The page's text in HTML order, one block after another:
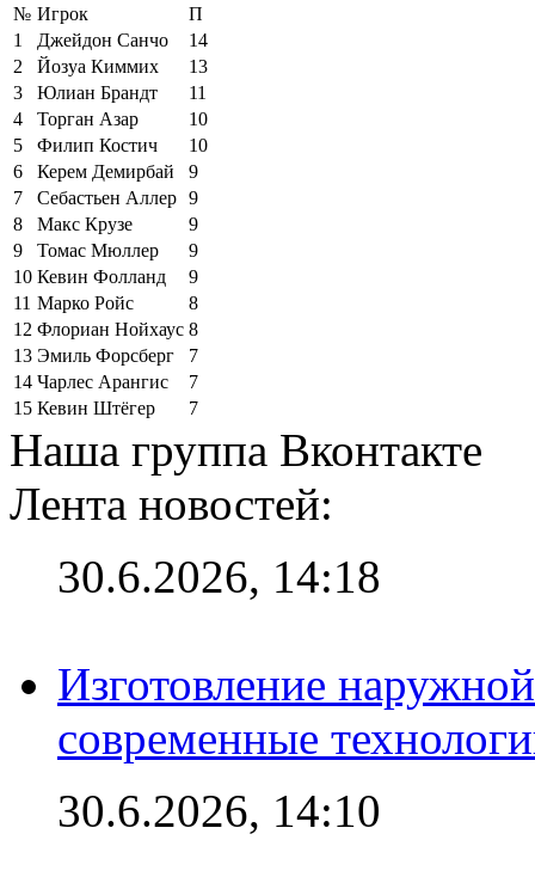
№ Игрок
П
1
Джейдон Санчо
14
2
Йозуа Киммих
13
3
Юлиан Брандт
11
4
Торган Азар
10
5
Филип Костич
10
6
Керем Демирбай
9
7
Себастьен Аллер 9
8
Макс Крузе
9
9
Томас Мюллер
9
10 Кевин Фолланд
9
11 Марко Ройс
8
12 Флориан Нойхаус 8
13 Эмиль Форсберг
7
14 Чарлес Арангис
7
15 Кевин Штёгер 7
Наша группа Вконтакте
Лента новостей:
30.6.2026, 14:18
Изготовление
современные
30.6.2026, 14:10